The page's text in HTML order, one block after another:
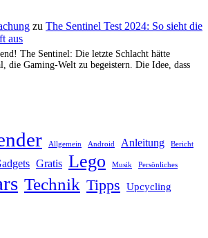
zu The Sentinel Test 2024: So sieht die
aus
The Sentinel: Die letzte Schlacht hätte
die Gaming-Welt zu begeistern. Die Idee, dass
Allgemein Android Anleitung Bericht
Gratis Lego Musik Persönliches
Technik Tipps
Upcycling